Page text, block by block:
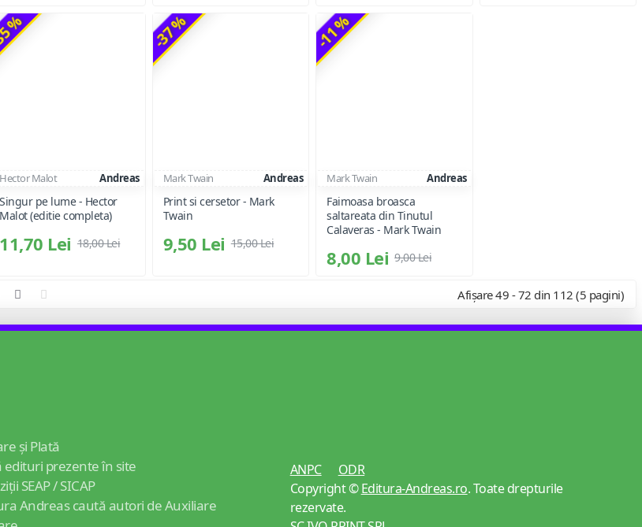
%
Hector Malot Andreas
Singur pe lume - Hector
Malot (editie completa)
11,70 Lei 18,00 Lei
-37 %
Mark Twain Andreas
Print si cersetor - Mark
Twain
9,50 Lei 15,00 Lei
-11 %
Mark Twain Andreas
Faimoasa broasca
saltareata din Tinutul
Calaveras - Mark Twain
8,00 Lei 9,00 Lei
Afișare 49 - 72 din 112 (5 pagini)
și Plată
edituri prezente în site
SEAP / SICAP
Andreas caută autori de Auxiliare
ANPC
ODR
Copyright ©Editura-Andreas.ro. Toate drepturile
rezervate.